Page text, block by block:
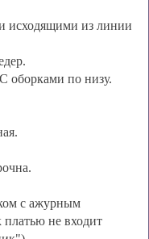
исходящими из линии
оборками по низу.
с ажурным
не входит